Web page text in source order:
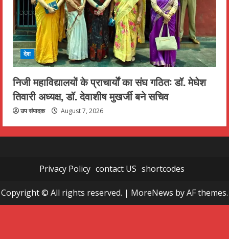
देश
निजी महाविद्यालयों के प्राचार्यों का संघ गठित: डॉ. मेघेश
तिवारी अध्यक्ष, डॉ. देवाशीष मुखर्जी बने सचिव
उप संपादक August 7, 2026
Privacy Policy contact US shortcodes
Copyright © All rights reserved. | MoreNews by AF themes.